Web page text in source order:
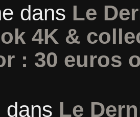
dans Le
4K &
: 30 euros
dans Le